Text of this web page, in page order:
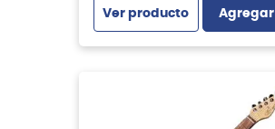
Ver producto Agregar